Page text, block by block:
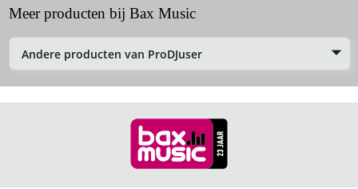
Meer producten bij Bax Music
Andere producten van ProDJuser